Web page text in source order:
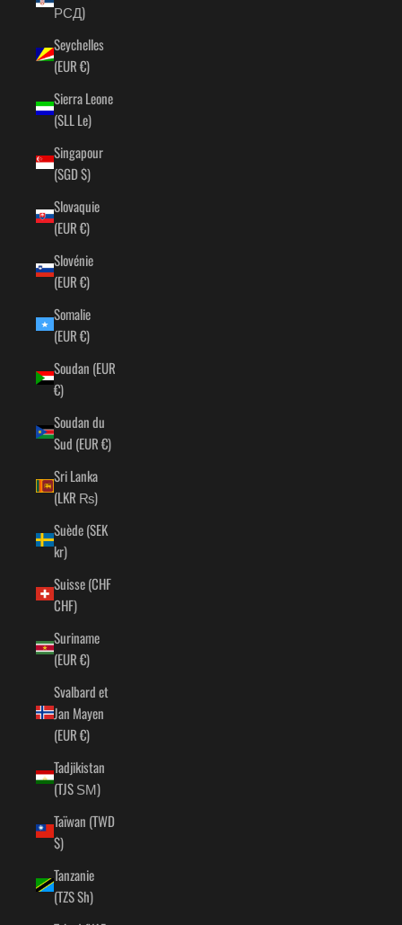
РСД)
Seychelles
(EUR €)
Sierra Leone
(SLL Le)
Singapour
(SGD $)
Slovaquie
(EUR €)
Slovénie
(EUR €)
Somalie
(EUR €)
Soudan (EUR
€)
Soudan du
Sud (EUR €)
Sri Lanka
(LKR ₨)
Suède (SEK
kr)
Suisse (CHF
CHF)
Suriname
(EUR €)
Svalbard et
Jan Mayen
(EUR €)
Tadjikistan
(TJS ЅМ)
Taïwan (TWD
$)
Tanzanie
(TZS Sh)